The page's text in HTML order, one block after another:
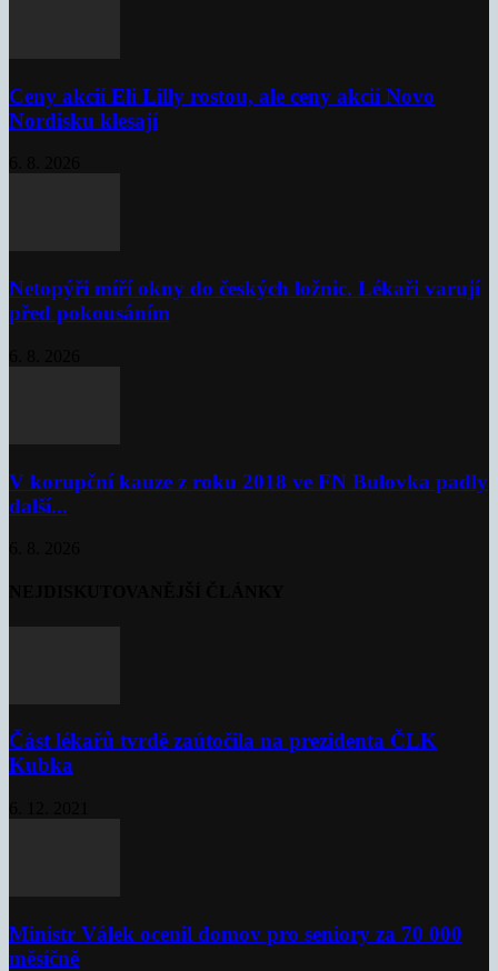
Ceny akcií Eli Lilly rostou, ale ceny akcií Novo
Nordisku klesají
Netopýři míří okny do českých ložnic. Lékaři varují
před pokousáním
V korupční kauze z roku 2018 ve FN Bulovka padly
další...
Část lékařů tvrdě zaútočila na prezidenta ČLK
Kubka
Ministr Válek ocenil domov pro seniory za 70 000
měsíčně